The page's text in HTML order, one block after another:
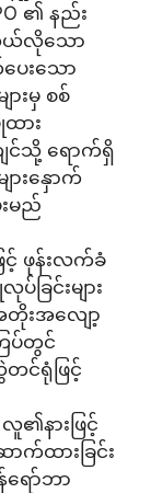
၏ နည်း
ယ်လိုသော
ေးသော
းမှ စစ်
ား
သို့ ရောက်ရှိ
းနှောက်
မည်
င့် ဖုန်းလက်ခံ
ခြင်းများ
းအလျော့
ြပ်တွင်
င်ရုံဖြင့်
၏နားဖြင့်
ထားခြင်း
ရော်ဘာ